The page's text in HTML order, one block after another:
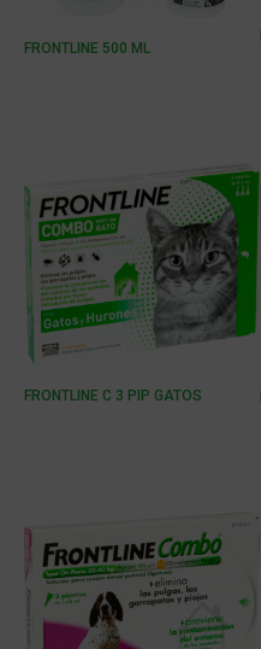
FRONTLINE 500 ML
FRONTLINE C 3 PIP GATOS